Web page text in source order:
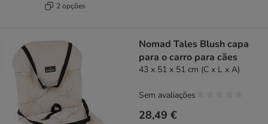
2 opções
Nomad Tales Blush capa
para o carro para cães
43 x 51 x 51 cm (C x L x A)
28,49 €
Sem avaliações